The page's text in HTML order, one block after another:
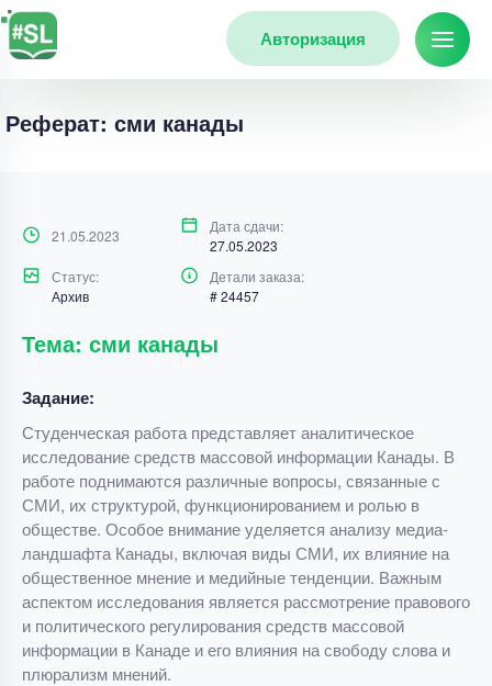
Авторизация
Реферат: сми канады
21.05.2023
Дата сдачи:
27.05.2023
Статус:
Архив
Детали заказа:
# 24457
Тема: сми канады
Задание:
Студенческая работа представляет аналитическое
исследование средств массовой информации Канады. В
работе поднимаются различные вопросы, связанные с
СМИ, их структурой, функционированием и ролью в
обществе. Особое внимание уделяется анализу медиа-
ландшафта Канады, включая виды СМИ, их влияние на
общественное мнение и медийные тенденции. Важным
аспектом исследования является рассмотрение правового
и политического регулирования средств массовой
информации в Канаде и его влияния на свободу слова и
плюрализм мнений.